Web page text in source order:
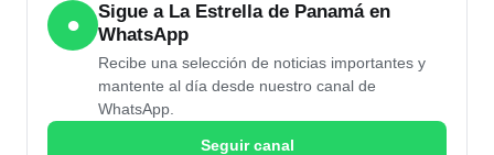
●
Sigue a La Estrella de Panamá en
WhatsApp
Recibe una selección de noticias importantes y
mantente al día desde nuestro canal de
WhatsApp.
Seguir canal